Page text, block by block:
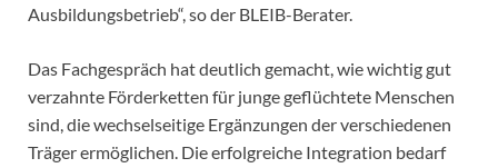
Ausbildungsbetrieb“, so der BLEIB-Berater.
Das Fachgespräch hat deutlich gemacht, wie wichtig gut
verzahnte Förderketten für junge geflüchtete Menschen
sind, die wechselseitige Ergänzungen der verschiedenen
Träger ermöglichen. Die erfolgreiche Integration bedarf